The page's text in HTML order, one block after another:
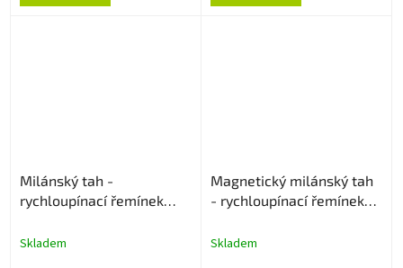
Milánský tah -
rychloupínací řemínek
Skladem
Magnetický milánský tah
- rychloupínací řemínek
Skladem